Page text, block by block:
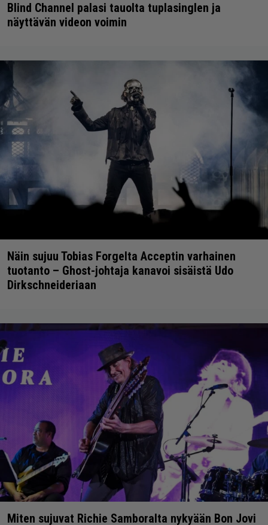
Blind Channel palasi tauolta tuplasinglen ja
näyttävän videon voimin
Näin sujuu Tobias Forgelta Acceptin varhainen
tuotanto – Ghost-johtaja kanavoi sisäistä Udo
Dirkschneideriaan
Miten sujuvat Richie Samboralta nykyään Bon Jovi